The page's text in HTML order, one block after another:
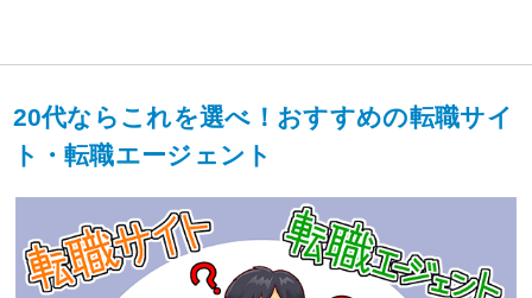
20代ならこれを選べ！おすすめの転職サイ
ト・転職エージェント